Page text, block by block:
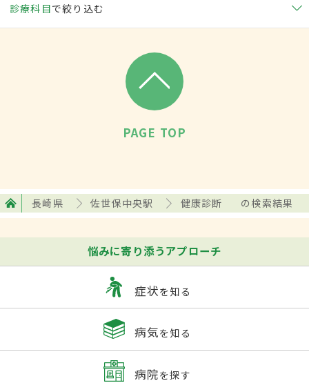
診療科目で絞り込む
PAGE TOP
長崎県 佐世保中央駅 健康診断 の検索結果
悩みに寄り添うアプローチ
症状を知る
病気を知る
病院を探す